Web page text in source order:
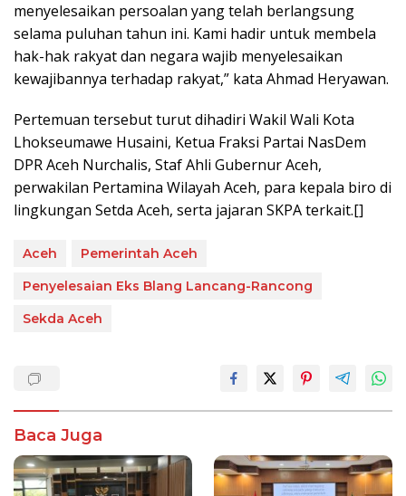
menyelesaikan persoalan yang telah berlangsung
selama puluhan tahun ini. Kami hadir untuk membela
hak-hak rakyat dan negara wajib menyelesaikan
kewajibannya terhadap rakyat,” kata Ahmad Heryawan.
Pertemuan tersebut turut dihadiri Wakil Wali Kota
Lhokseumawe Husaini, Ketua Fraksi Partai NasDem
DPR Aceh Nurchalis, Staf Ahli Gubernur Aceh,
perwakilan Pertamina Wilayah Aceh, para kepala biro di
lingkungan Setda Aceh, serta jajaran SKPA terkait.[]
Aceh
Pemerintah Aceh
Penyelesaian Eks Blang Lancang-Rancong
Sekda Aceh
Baca Juga